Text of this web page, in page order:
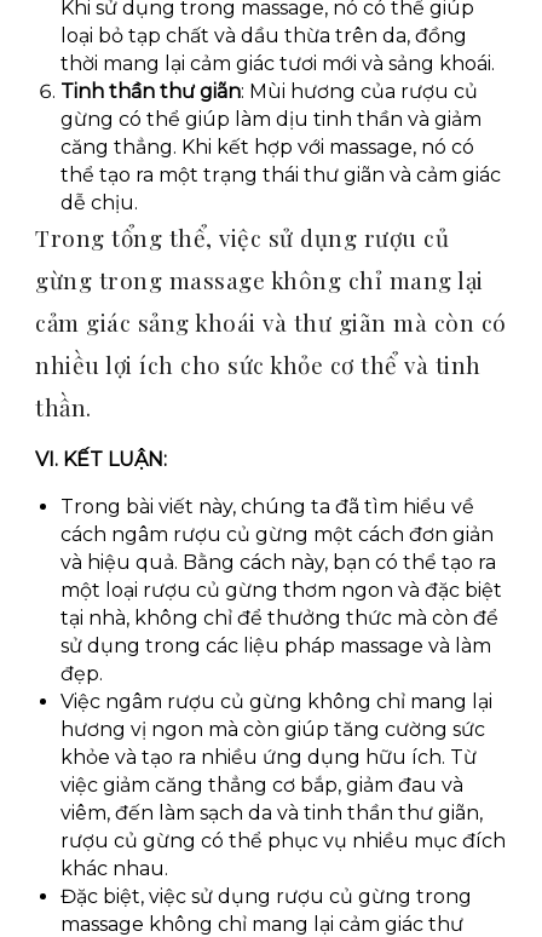
Khi sử dụng trong massage, nó có thể giúp
loại bỏ tạp chất và dầu thừa trên da, đồng
thời mang lại cảm giác tươi mới và sảng khoái.
Tinh thần thư giãn: Mùi hương của rượu củ
gừng có thể giúp làm dịu tinh thần và giảm
căng thẳng. Khi kết hợp với massage, nó có
thể tạo ra một trạng thái thư giãn và cảm giác
dễ chịu.
Trong tổng thể, việc sử dụng rượu củ
gừng trong massage không chỉ mang lại
cảm giác sảng khoái và thư giãn mà còn có
nhiều lợi ích cho sức khỏe cơ thể và tinh
thần.
VI. KẾT LUẬN:
Trong bài viết này, chúng ta đã tìm hiểu về
cách ngâm rượu củ gừng một cách đơn giản
và hiệu quả. Bằng cách này, bạn có thể tạo ra
một loại rượu củ gừng thơm ngon và đặc biệt
tại nhà, không chỉ để thưởng thức mà còn để
sử dụng trong các liệu pháp massage và làm
đẹp.
Việc ngâm rượu củ gừng không chỉ mang lại
hương vị ngon mà còn giúp tăng cường sức
khỏe và tạo ra nhiều ứng dụng hữu ích. Từ
việc giảm căng thẳng cơ bắp, giảm đau và
viêm, đến làm sạch da và tinh thần thư giãn,
rượu củ gừng có thể phục vụ nhiều mục đích
khác nhau.
Đặc biệt, việc sử dụng rượu củ gừng trong
massage không chỉ mang lại cảm giác thư